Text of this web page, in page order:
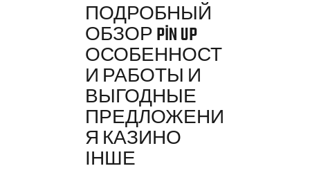
ПОДРОБНЫЙ
ОБЗОР PIN UP
ОСОБЕННОСТ
И РАБОТЫ И
ВЫГОДНЫЕ
ПРЕДЛОЖЕНИ
Я КАЗИНО
ІНШЕ